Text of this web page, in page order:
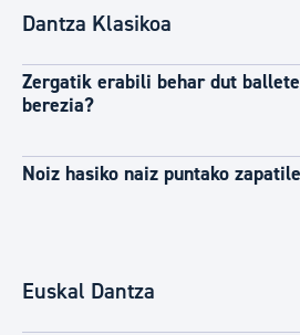
Dantza Klasikoa
Zergatik erabili behar dut
berezia?
Noiz hasiko naiz puntako
Euskal Dantza